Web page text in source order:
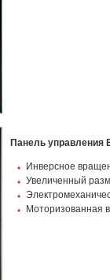
Панель управления
Инверсное
Увеличенный
Моторизованная